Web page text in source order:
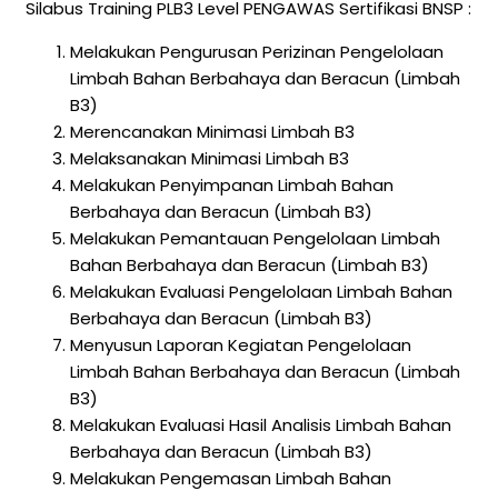
Silabus Training PLB3 Level PENGAWAS Sertifikasi BNSP :
Melakukan Pengurusan Perizinan Pengelolaan
Limbah Bahan Berbahaya dan Beracun (Limbah
B3)
Merencanakan Minimasi Limbah B3
Melaksanakan Minimasi Limbah B3
Melakukan Penyimpanan Limbah Bahan
Berbahaya dan Beracun (Limbah B3)
Melakukan Pemantauan Pengelolaan Limbah
Bahan Berbahaya dan Beracun (Limbah B3)
Melakukan Evaluasi Pengelolaan Limbah Bahan
Berbahaya dan Beracun (Limbah B3)
Menyusun Laporan Kegiatan Pengelolaan
Limbah Bahan Berbahaya dan Beracun (Limbah
B3)
Melakukan Evaluasi Hasil Analisis Limbah Bahan
Berbahaya dan Beracun (Limbah B3)
Melakukan Pengemasan Limbah Bahan